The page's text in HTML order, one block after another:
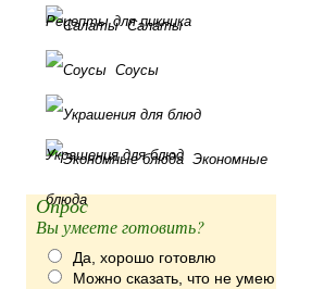
Рецепты для пикника
Салаты
Соусы
Украшения для блюд Экономные
блюда
Опрос
Вы умеете готовить?
Да, хорошо готовлю
Можно сказать, что не умею